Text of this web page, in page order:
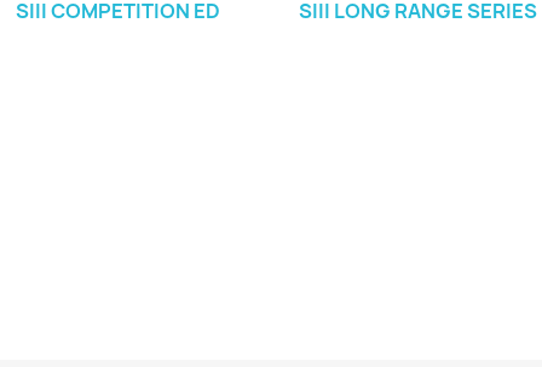
SIII COMPETITION ED SIII LONG RANGE SERIES